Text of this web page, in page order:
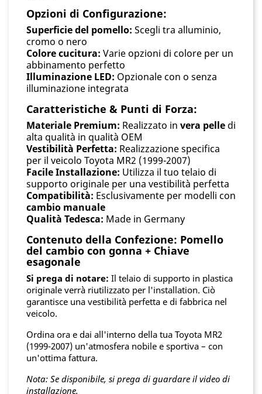
Opzioni di Configurazione:
Superficie del pomello: Scegli tra alluminio,
cromo o nero
Colore cucitura: Varie opzioni di colore per un
abbinamento perfetto
Illuminazione LED: Opzionale con o senza
illuminazione integrata
Caratteristiche & Punti di Forza:
Materiale Premium: Realizzato in vera pelle di
alta qualità in qualità OEM
Vestibilità Perfetta: Realizzazione specifica
per il veicolo Toyota MR2 (1999-2007)
Facile Installazione: Utilizza il tuo telaio di
supporto originale per una vestibilità perfetta
Compatibilità: Esclusivamente per modelli con
cambio manuale
Qualità Tedesca: Made in Germany
Contenuto della Confezione: Pomello
del cambio con gonna + Chiave
esagonale
Si prega di notare: Il telaio di supporto in plastica
originale verrà riutilizzato per l'installation. Ciò
garantisce una vestibilità perfetta e di fabbrica nel
veicolo.
Ordina ora e dai all'interno della tua Toyota MR2
(1999-2007) un'atmosfera nobile e sportiva – con
un'ottima fattura.
Nota: Se disponibile, si prega di guardare il video di
installazione.